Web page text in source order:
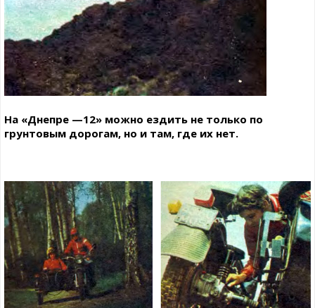
На «Днепре —12» можно ездить не только по
грунтовым дорогам, но и там, где их нет.